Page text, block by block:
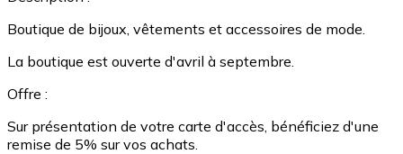
Boutique de bijoux, vêtements et accessoires de mode.
La boutique est ouverte d'avril à septembre.
Offre :
Sur présentation de votre carte d'accès, bénéficiez d'une
remise de 5% sur vos achats.